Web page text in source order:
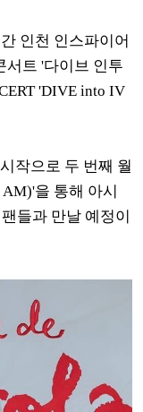
인천 인스파이어
서트 '다이브 인투
'DIVE into IV
작으로 두 번째 월
을 통해 아시
들과 만날 예정이